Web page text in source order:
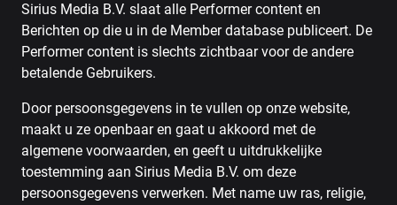
Sirius Media B.V. slaat alle Performer content en
Berichten op die u in de Member database publiceert. De
Performer content is slechts zichtbaar voor de andere
betalende Gebruikers.
Door persoonsgegevens in te vullen op onze website,
maakt u ze openbaar en gaat u akkoord met de
algemene voorwaarden, en geeft u uitdrukkelijke
toestemming aan Sirius Media B.V. om deze
persoonsgegevens verwerken. Met name uw ras, religie,